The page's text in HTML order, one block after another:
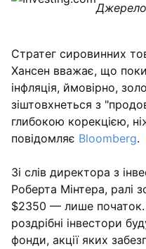
Стратег сировинних
Хансен вважає, що поки
інфляція, ймовірно,
зіштовхнеться з
глибокою корекцією,
повідомляє Bloomberg.
Зі слів директора з
Роберта Мінтера, ралі
$2350 — лише початок.
роздрібні інвестори
фонди, акції яких